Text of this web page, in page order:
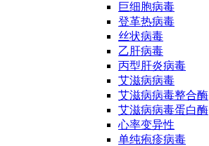
巨细胞病毒
登革热病毒
丝状病毒
乙肝病毒
丙型肝炎病毒
艾滋病病毒
艾滋病病毒整合酶
艾滋病病毒蛋白酶
心率变异性
单纯疱疹病毒